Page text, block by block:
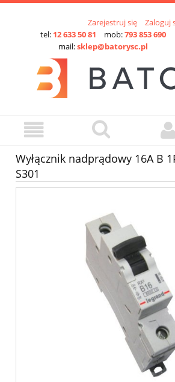
Zarejestruj się
Zaloguj
tel: 12 633 50 81 mob:793 853 690
mail:sklep@batorysc.pl
Wyłącznik nadprądowy 16A B
S301